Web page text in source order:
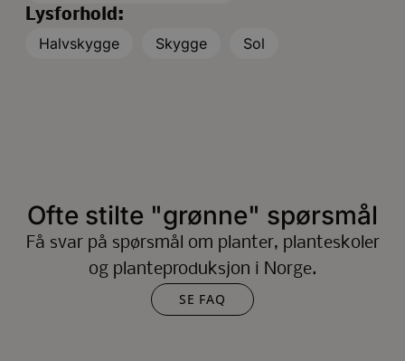
Lysforhold:
Halvskygge
Skygge Sol
Ofte stilte "grønne" spørsmål
Få svar på spørsmål om planter, planteskoler
og planteproduksjon i Norge.
SE FAQ